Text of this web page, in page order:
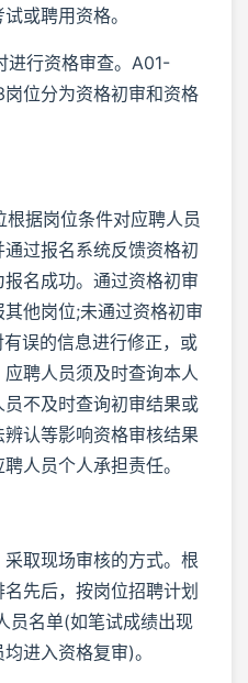
或聘用资格。
进行资格审查。A01-
位分为资格初审和资格
据岗位条件对应聘人员
过报名系统反馈资格初
名成功。通过资格初审
他岗位;未通过资格初审
误的信息进行修正，或
聘人员须及时查询本人
不及时查询初审结果或
认等影响资格审核结果
人员个人承担责任。
取现场审核的方式。根
先后，按岗位招聘计划
员名单(如笔试成绩出现
进入资格复审)。